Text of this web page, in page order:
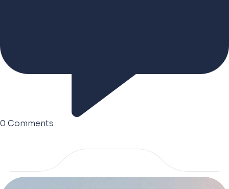
0 Comments